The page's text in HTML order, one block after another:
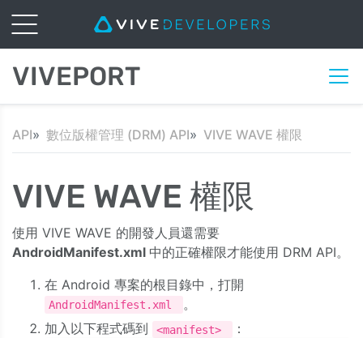
VIVEPORT
API 數位版權管理 (DRM) API VIVE WAVE 權限
VIVE WAVE 權限
使用 VIVE WAVE 的開發人員還需要
AndroidManifest.xml 中的正確權限才能使用 DRM API。
在 Android 專案的根目錄中，打開
AndroidManifest.xml
。
加入以下程式碼到
<manifest> ：